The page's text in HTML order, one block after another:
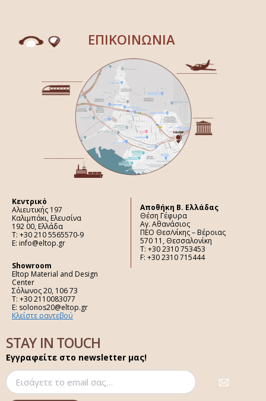
ΕΠΙΚΟΙΝΩΝΙΑ
Κεντρικό
Αλιευτικής 197
Καλιμπάκι, Ελευσίνα
192 00, Ελλάδα
Τ: +30 210 5565570-9
E: info@eltop.gr
Showroom
Eltop Material and Design
Center
Σόλωνος 20, 106 73
Τ: +30 2110083077
E: solonos20@eltop.gr
Κλείστε ραντεβού
Aποθήκη Β. Ελλάδας
Θέση Γέφυρα
Αγ. Αθανάσιος
ΠΕΟ Θεσ/νίκης – Βέροιας
570 11, Θεσσαλονίκη
Τ: +30 2310 753453
F: +30 2310 715444
STAY IN TOUCH
Εγγραφείτε στο newsletter μας!